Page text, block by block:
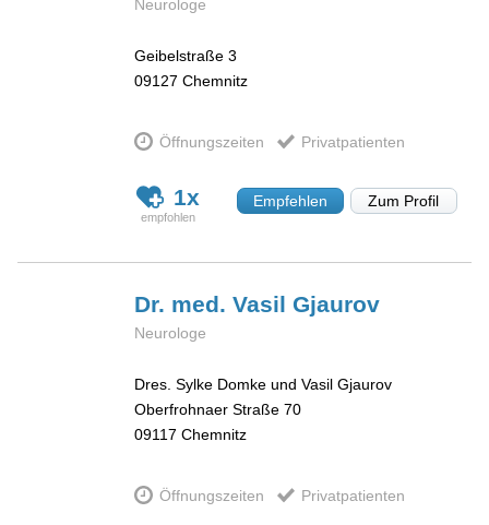
Neurologe
Geibelstraße 3
09127 Chemnitz
Öffnungszeiten Privatpatienten
1x Empfehlen Zum Profil
Dr. med. VasilGjaurov
Neurologe
Dres. Sylke Domke und Vasil Gjaurov
Oberfrohnaer Straße 70
09117 Chemnitz
Öffnungszeiten Privatpatienten